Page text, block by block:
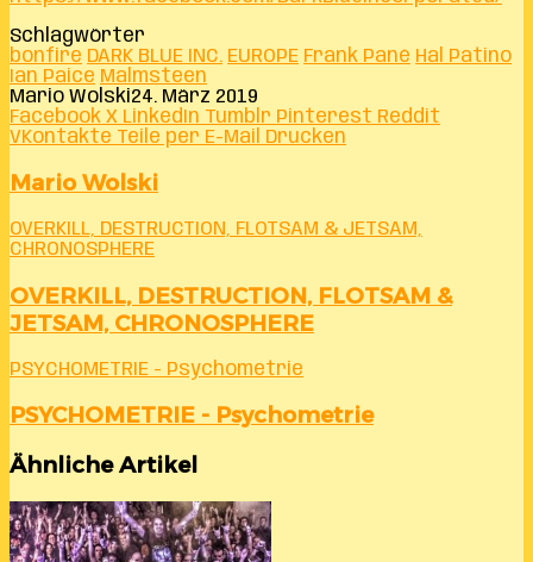
Schlagwörter
bonfire DARK BLUE INC. EUROPE Frank Pané Hal Patino
Ian Paice Malmsteen
Mario Wolski24. März 2019
Facebook X LinkedIn Tumblr Pinterest Reddit
VKontakte Teile per E-Mail Drucken
Mario Wolski
OVERKILL, DESTRUCTION, FLOTSAM & JETSAM,
CHRONOSPHERE
OVERKILL, DESTRUCTION, FLOTSAM &
JETSAM, CHRONOSPHERE
PSYCHOMETRIE - Psychometrie
PSYCHOMETRIE - Psychometrie
Ähnliche Artikel